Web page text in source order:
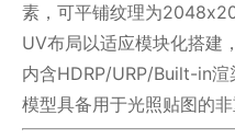
素，可平铺纹理为
UV布局以适应模块化搭建
内含HDRP/URP/Built-in
模型具备用于光照贴图的非